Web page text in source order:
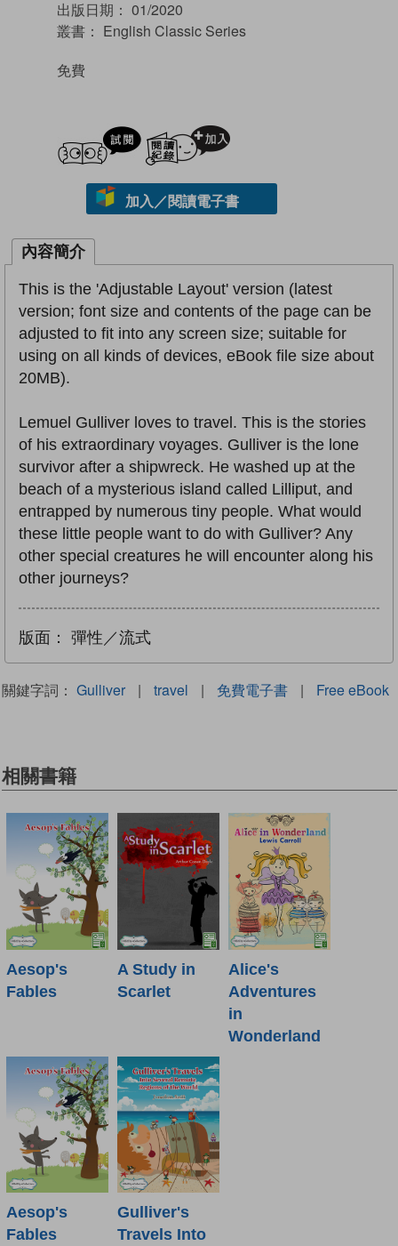
出版日期： 01/2020
叢書： English Classic Series
免費
試閲
加入／閱讀電子書
內容簡介
This is the 'Adjustable Layout' version (latest
version; font size and contents of the page can be
adjusted to fit into any screen size; suitable for
using on all kinds of devices, eBook file size about
20MB).
Lemuel Gulliver loves to travel. This is the stories
of his extraordinary voyages. Gulliver is the lone
survivor after a shipwreck. He washed up at the
beach of a mysterious island called Lilliput, and
entrapped by numerous tiny people. What would
these little people want to do with Gulliver? Any
other special creatures he will encounter along his
other journeys?
版面： 彈性／流式
關鍵字詞： Gulliver | travel | 免費電子書 | Free eBook
相關書籍
Aesop's
Fables
A Study in
Scarlet
Alice's
Adventures
in
Wonderland
Aesop's
Fables
Gulliver's
Travels Into